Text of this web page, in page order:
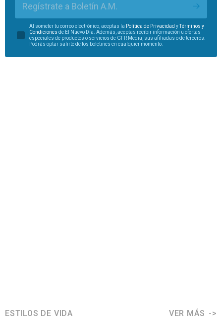
Regístrate a Boletín A.M.
Al someter tu correo electrónico, aceptas la Política de Privacidad yTérminos y
Condiciones de El Nuevo Día. Además, aceptas recibir información u ofertas
especiales de productos o servicios de GFR Media, sus afiliadas o de terceros.
Podrás optar salirte de los boletines en cualquier momento.
ESTILOS DE VIDA VER MÁS